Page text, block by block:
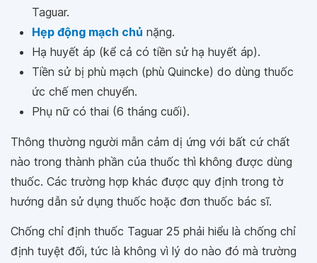
Taguar.
Hẹp động mạch chủ nặng.
Hạ huyết áp (kể cả có tiền sử hạ huyết áp).
Tiền sử bị phù mạch (phù Quincke) do dùng thuốc
ức chế men chuyển.
Phụ nữ có thai (6 tháng cuối).
Thông thường người mẫn cảm dị ứng với bất cứ chất
nào trong thành phần của thuốc thì không được dùng
thuốc. Các trường hợp khác được quy định trong tờ
hướng dẫn sử dụng thuốc hoặc đơn thuốc bác sĩ.
Chống chỉ định thuốc Taguar 25 phải hiểu là chống chỉ
định tuyệt đối, tức là không vì lý do nào đó mà trường